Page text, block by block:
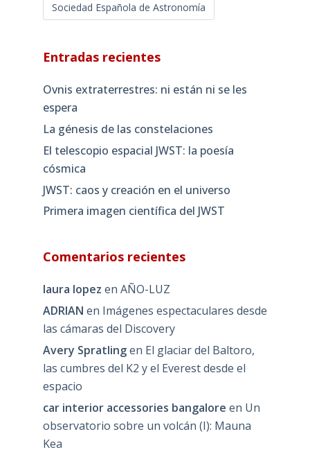
Sociedad Española de Astronomía
Entradas recientes
Ovnis extraterrestres: ni están ni se les
espera
La génesis de las constelaciones
El telescopio espacial JWST: la poesía
cósmica
JWST: caos y creación en el universo
Primera imagen científica del JWST
Comentarios recientes
laura lopez en AÑO-LUZ
ADRIAN en Imágenes espectaculares desde
las cámaras del Discovery
Avery Spratlingen El glaciar del Baltoro,
las cumbres del K2 y el Everest desde el
espacio
car interior accessories bangalore en Un
observatorio sobre un volcán (I): Mauna
Kea